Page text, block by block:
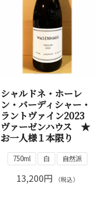
シャルドネ・ホーレ
ン・バーディシャー・
ラントヴァイン2023
ヴァーゼンハウス ★
お一人様１本限り
750ml 白 自然派
13,200円 （税込）